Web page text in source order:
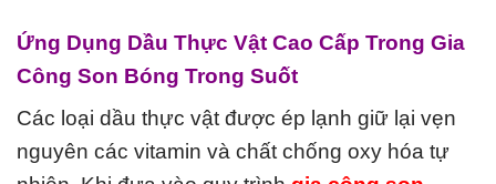
Ứng Dụng Dầu Thực Vật Cao Cấp Trong Gia
Công Son Bóng Trong Suốt
Các loại dầu thực vật được ép lạnh giữ lại vẹn
nguyên các vitamin và chất chống oxy hóa tự